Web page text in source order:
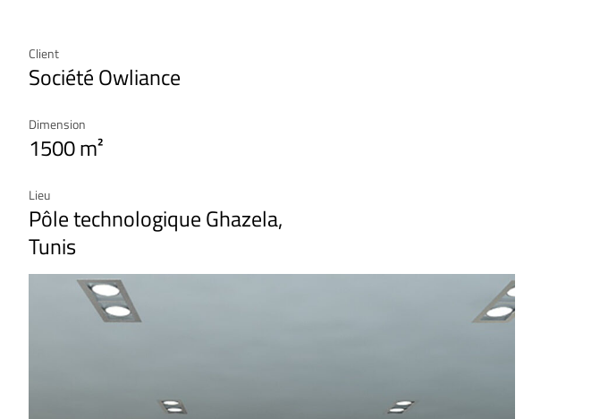
Client
Société Owliance
Dimension
1500 m²
Lieu
Pôle technologique Ghazela,
Tunis